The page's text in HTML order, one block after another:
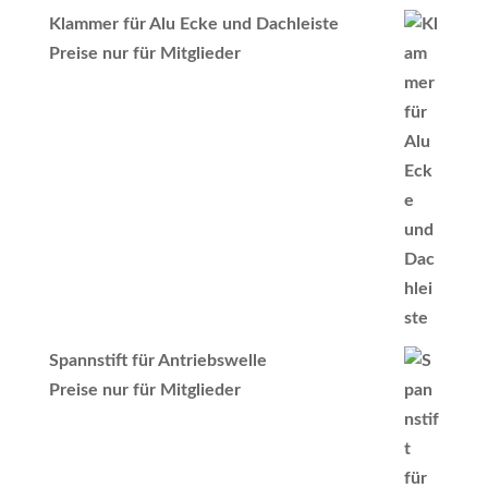
Klammer für Alu Ecke und Dachleiste
Preise nur für Mitglieder
Spannstift für Antriebswelle
Preise nur für Mitglieder